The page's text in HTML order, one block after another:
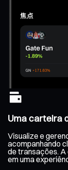
Uma carteira
Visualize e
acompanhando
de transações.
em uma